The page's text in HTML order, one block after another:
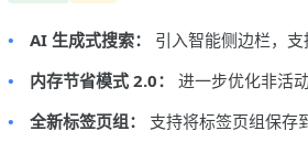
AI 生成式搜索：
引入智能侧边栏，
内存节省模式 2.0：
进一步优化非活
全新标签页组：
支持将标签页组保存